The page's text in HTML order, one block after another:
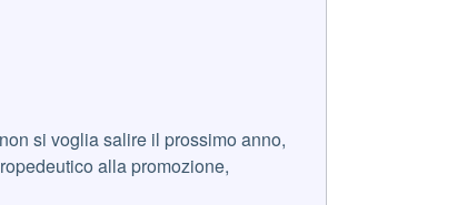
si voglia salire il prossimo anno,
alla promozione,